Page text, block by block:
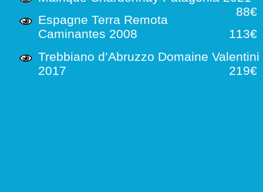
88€
Espagne Terra Remota
Caminantes 2008
113€
Trebbiano d’Abruzzo Domaine Valentini
2017
219€